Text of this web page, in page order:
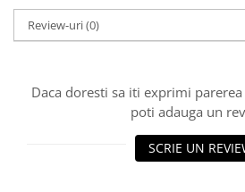
Review-uri(0)
Daca doresti sa iti exprimi
poti adauga un
SCRIE UN